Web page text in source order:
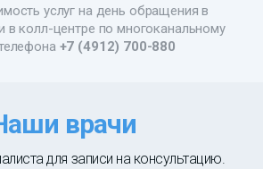
услуг на день обращения в
в колл-центре по многоканальному
+7 (4912) 700-880
врачи
для записи на консультацию.